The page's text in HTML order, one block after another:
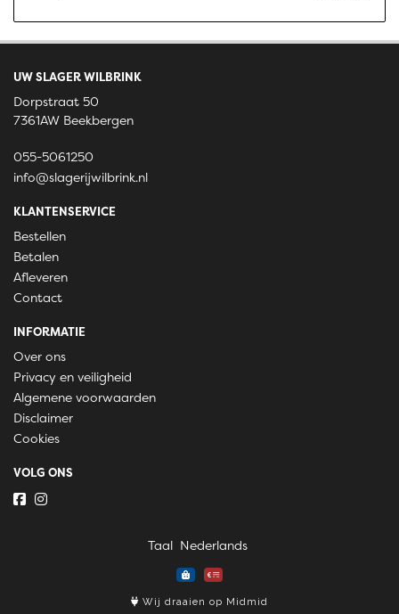
UW SLAGER WILBRINK
Dorpstraat 50
7361AW Beekbergen
055-5061250
info@slagerijwilbrink.nl
KLANTENSERVICE
Bestellen
Betalen
Afleveren
Contact
INFORMATIE
Over ons
Privacy en veiligheid
Algemene voorwaarden
Disclaimer
Cookies
VOLG ONS
Taal
Wij draaien op Midmid